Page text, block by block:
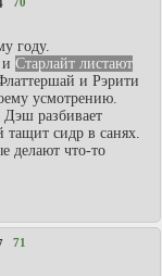
году.
Старлайт листают
и Рэрити
усмотрению.
разбивает
сидр в санях.
делают что-то
71